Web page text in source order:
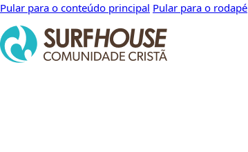
Pular para o conteúdo principal Pular para o rodapé